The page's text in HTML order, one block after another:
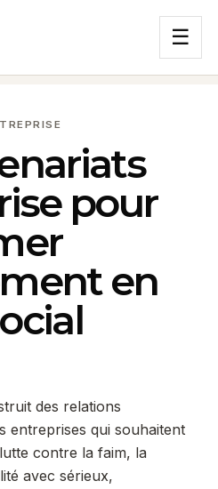
☰
pour
en
des relations
entreprises qui souhaitent
contre la faim, la
avec sérieux,